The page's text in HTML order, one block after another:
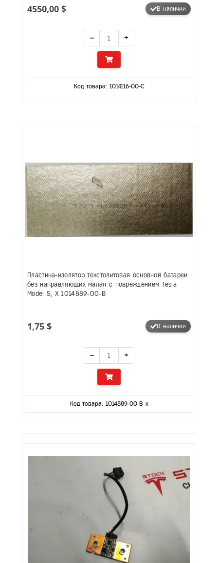
4550,00 $ В наличии
− +
Код товара: 1014116-00-C
Пластина-изолятор текстолитовая основной батареи
без направляющих малая с повреждением Tesla
Model S, X 1014889-00-B
1,75 $ В наличии
− +
Код товара: 1014889-00-B x